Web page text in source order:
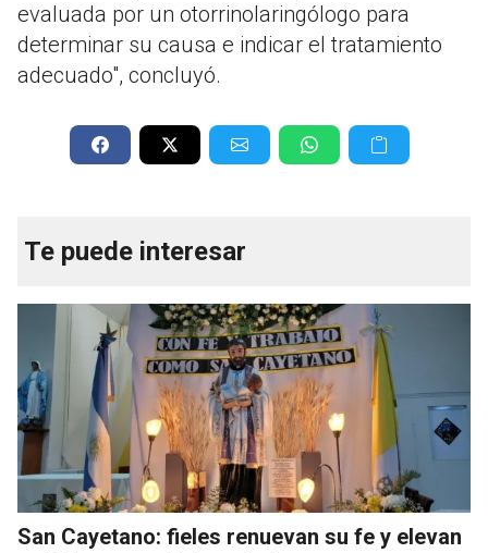
evaluada por un otorrinolaringólogo para
determinar su causa e indicar el tratamiento
adecuado", concluyó.
Te puede interesar
San Cayetano: fieles renuevan su fe y elevan